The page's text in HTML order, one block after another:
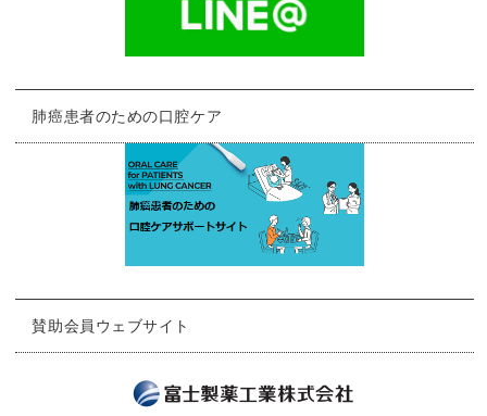
肺癌患者のための口腔ケア
賛助会員ウェブサイト